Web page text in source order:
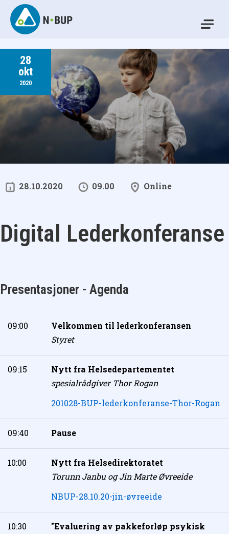
Skip
content
N-BUP
28
okt
2020
28.10.2020 09.00 Online
Digital Lederkonferanse
Presentasjoner - Agenda
09:00
Velkommen til lederkonferansen
Styret
09:15
Nytt fra Helsedepartementet
spesialrådgiver Thor Rogan
201028-BUP-lederkonferanse-Thor-Rogan
09:40 Pause
10:00
Nytt fra Helsedirektoratet
Torunn Janbu og Jin Marte Øvreeide
NBUP-28.10.20-jin-øvreeide
10:30
"Evaluering av pakkeforløp psykisk